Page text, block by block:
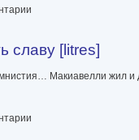
славу [litres]
Макиавелли жил